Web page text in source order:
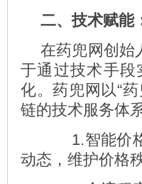
二、技术赋能
在药兜网创始
于通过技术手
化。药兜网以“
链的技术服务体
1.智能价格
动态，维护价格